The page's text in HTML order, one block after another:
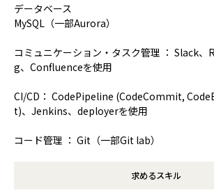
データベース
MySQL（一部Aurora）
コミュニケーション・タスク管理 ： Slack
g、Confluenceを使用
CI/CD： CodePipeline (CodeCommit,
t)、Jenkins、deployerを使用
コード管理 ： Git（一部Git lab）
求めるスキル